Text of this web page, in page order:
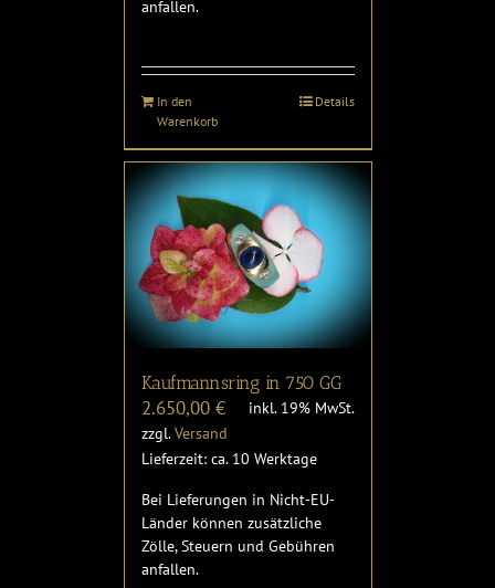
anfallen.
In den
Warenkorb
Details
Kaufmannsring in 750 GG
2.650,00 €
inkl. 19% MwSt.
zzgl.Versand
Lieferzeit: ca. 10 Werktage
Bei Lieferungen in Nicht-EU-
Länder können zusätzliche
Zölle, Steuern und Gebühren
anfallen.